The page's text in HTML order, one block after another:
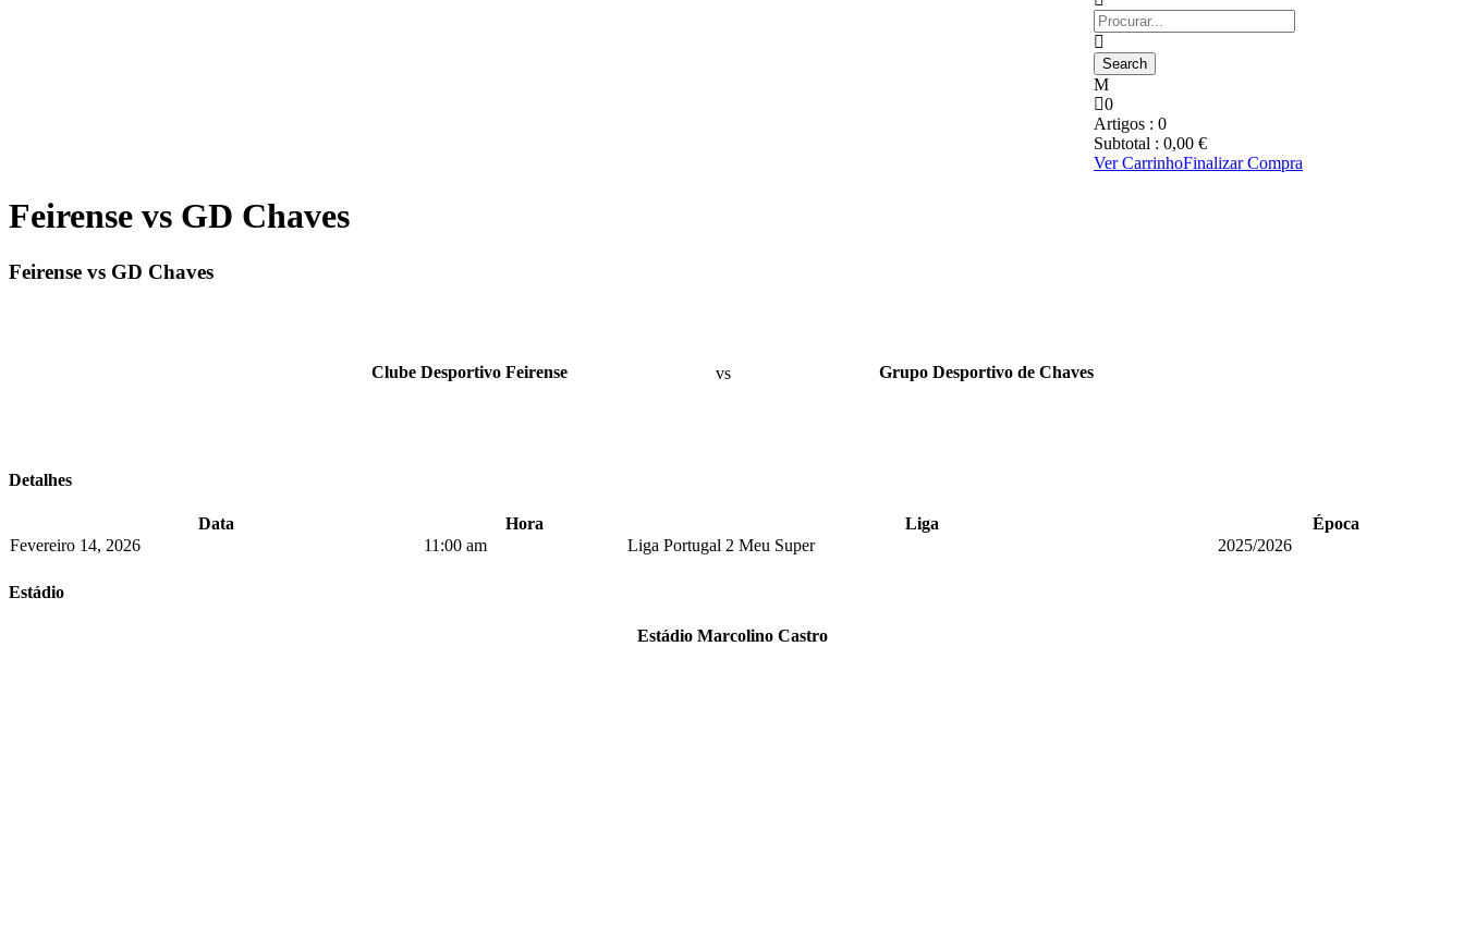
0
Artigos : 0
Subtotal : 0,00 €
Ver CarrinhoFinalizar Compra
Feirense vs GD Chaves
Feirense vs GD Chaves
Clube Desportivo Feirense vs Grupo Desportivo de Chaves
Detalhes
Data Hora Liga
Época
Fevereiro 14, 2026
11:00 am Liga Portugal 2 Meu Super 2025/2026
Estádio
Estádio Marcolino Castro